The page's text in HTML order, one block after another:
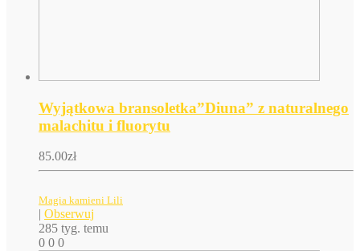
Wyjątkowa bransoletka”Diuna” z naturalnego
malachitu i fluorytu
85.00zł
Magia kamieni Lili
| Obserwuj
285 tyg. temu
0 0 0